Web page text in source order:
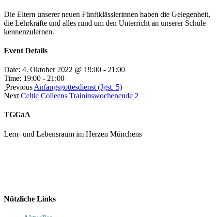
Die Eltern unserer neuen Fünftklässlerinnen haben die Gelegenheit,
die Lehrkräfte und alles rund um den Unterricht an unserer Schule
kennenzulernen.
Event Details
Date: 4. Oktober 2022 @ 19:00 - 21:00
Time: 19:00 - 21:00
Previous Anfangsgottesdienst (Jgst. 5)
Next Celtic Colleens Traininswochenende 2
TGGaA
Lern- und Lebensraum im Herzen Münchens
Nützliche Links